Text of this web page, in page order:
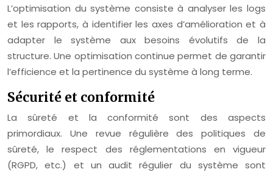
L’optimisation du système consiste à analyser les logs
et les rapports, à identifier les axes d’amélioration et à
adapter le système aux besoins évolutifs de la
structure. Une optimisation continue permet de garantir
l’efficience et la pertinence du système à long terme.
Sécurité et conformité
La sûreté et la conformité sont des aspects
primordiaux. Une revue régulière des politiques de
sûreté, le respect des réglementations en vigueur
(RGPD, etc.) et un audit régulier du système sont